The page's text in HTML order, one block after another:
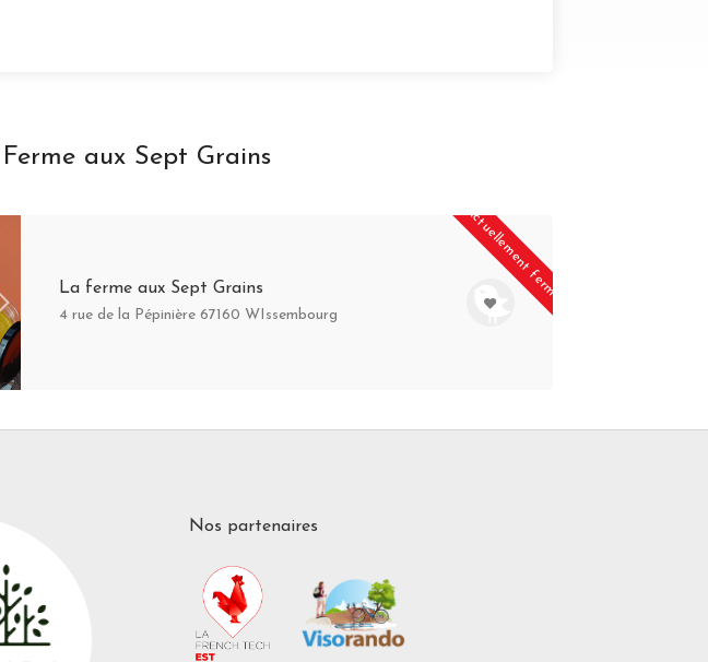
aux Sept Grains
Actuellement fermé
La ferme aux Sept Grains
4 rue de la Pépinière 67160 WIssembourg
Nos partenaires